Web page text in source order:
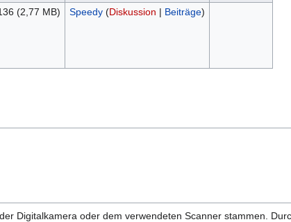
(2,77 MB) Speedy (Diskussion | Beiträge)
Digitalkamera oder dem verwendeten Scanner stammen.